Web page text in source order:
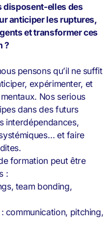
disposent-elles des
anticiper les ruptures,
et transformer ces
?
pensons qu’il ne suffit
expérimenter, et
Nos serious
dans des futurs
interdépendances,
et faire
formation peut être
:
team bonding,
communication, pitching,